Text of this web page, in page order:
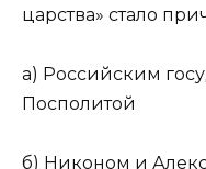
царства» стало
а) Российским
Посполитой
б) Никоном и